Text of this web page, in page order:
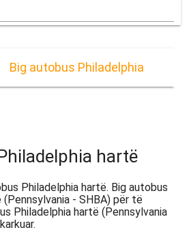
Big autobus Philadelphia
hartë
Philadelphia hartë. Big autobus
(Pennsylvania - SHBA) për të
Philadelphia hartë (Pennsylvania